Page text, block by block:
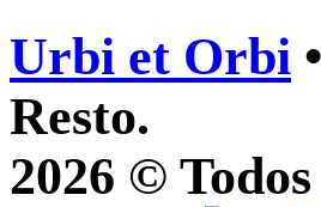
Urbi et Orbi
Resto.
2026 ©